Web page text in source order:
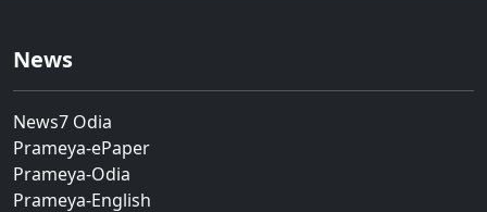
News
News7 Odia
Prameya-ePaper
Prameya-Odia
Prameya-English